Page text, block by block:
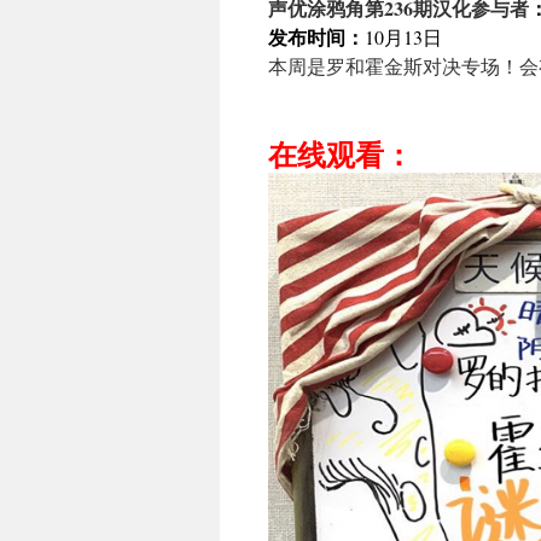
声优涂鸦角第236期汉化参与者
发布时间： 10月13日
本周是罗和霍金斯对决专场！
在线观看：